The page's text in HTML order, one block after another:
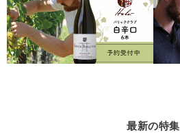
最新の特集